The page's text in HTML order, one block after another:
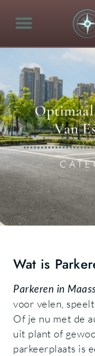
Optimaal
Van
Wat is
Parkeren in
voor velen,
Of je nu met de
uit plant of
parkeerplaats is